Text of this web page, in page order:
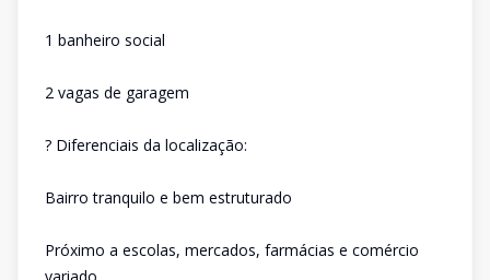
1 banheiro social
2 vagas de garagem
? Diferenciais da localização:
Bairro tranquilo e bem estruturado
Próximo a escolas, mercados, farmácias e comércio